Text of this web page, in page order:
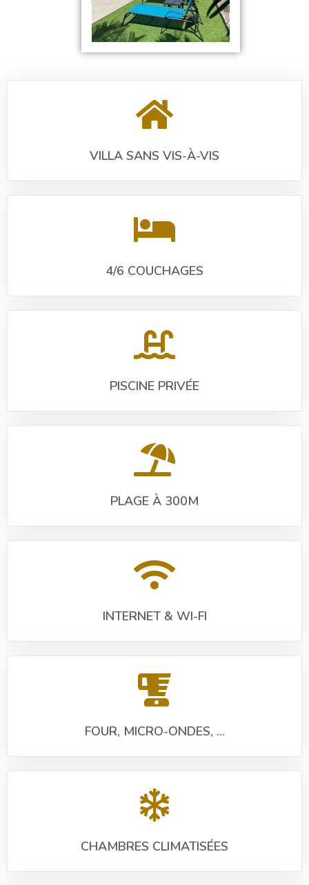
VILLA SANS VIS-À-VIS
4/6 COUCHAGES
PISCINE PRIVÉE
PLAGE À 300M
INTERNET & WI-FI
FOUR, MICRO-ONDES, ...
CHAMBRES CLIMATISÉES